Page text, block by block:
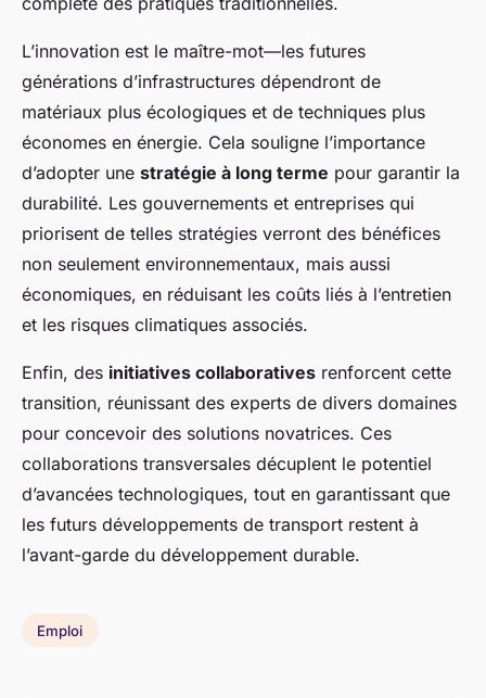
L’innovation est le maître-mot—les futures
générations d’infrastructures dépendront de
matériaux plus écologiques et de techniques plus
économes en énergie. Cela souligne l’importance
d’adopter une stratégie à long terme pour garantir la
durabilité. Les gouvernements et entreprises qui
priorisent de telles stratégies verront des bénéfices
non seulement environnementaux, mais aussi
économiques, en réduisant les coûts liés à l’entretien
et les risques climatiques associés.
Enfin, des initiatives collaboratives renforcent cette
transition, réunissant des experts de divers domaines
pour concevoir des solutions novatrices. Ces
collaborations transversales décuplent le potentiel
d’avancées technologiques, tout en garantissant que
les futurs développements de transport restent à
l’avant-garde du développement durable.
Emploi